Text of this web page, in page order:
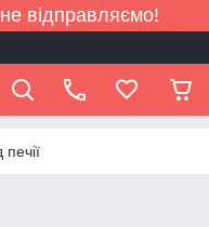
відправляємо!
печії